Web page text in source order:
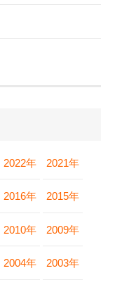
2022年 2021年
2016年 2015年
2010年 2009年
2004年 2003年